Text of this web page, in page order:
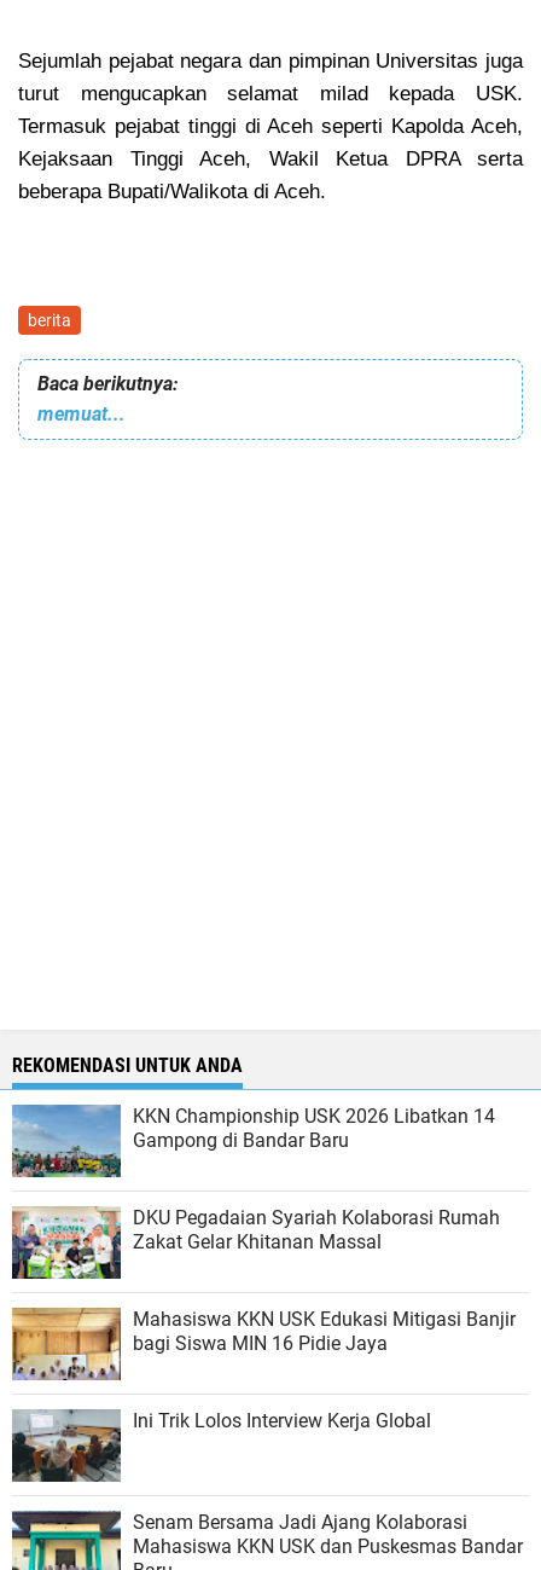
Sejumlah pejabat negara dan pimpinan Universitas juga
turut mengucapkan selamat milad kepada USK.
Termasuk pejabat tinggi di Aceh seperti Kapolda Aceh,
Kejaksaan Tinggi Aceh, Wakil Ketua DPRA serta
beberapa Bupati/Walikota di Aceh.
berita
Baca berikutnya:
memuat...
REKOMENDASI UNTUK ANDA
KKN Championship USK 2026 Libatkan 14
Gampong di Bandar Baru
DKU Pegadaian Syariah Kolaborasi Rumah
Zakat Gelar Khitanan Massal
Mahasiswa KKN USK Edukasi Mitigasi Banjir
bagi Siswa MIN 16 Pidie Jaya
Ini Trik Lolos Interview Kerja Global
Senam Bersama Jadi Ajang Kolaborasi
Mahasiswa KKN USK dan Puskesmas Bandar